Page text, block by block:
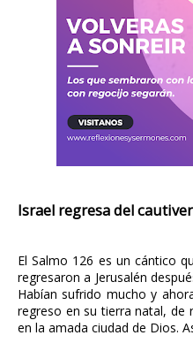
Israel regresa del
El Salmo 126 es un cántico
regresaron a Jerusalén
Habían sufrido mucho y
regreso en su tierra natal, de
en la amada ciudad de Dios.